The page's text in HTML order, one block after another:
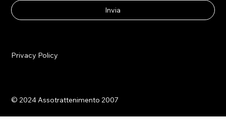
Invia
Privacy Policy
© 2024 Assotrattenimento 2007